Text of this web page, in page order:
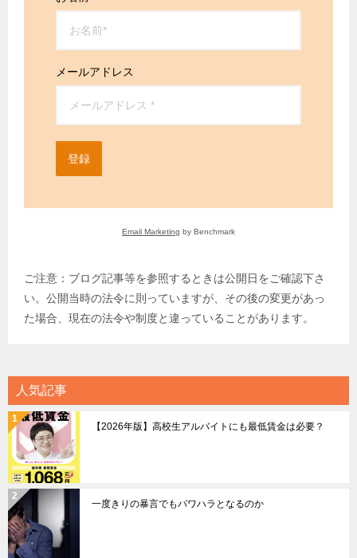
メールアドレス
登録
Email Marketing by Benchmark
ご注意：ブログ記事等を参照するときは公開日をご確認下さ
い。公開当時の法令に則っていますが、その後の変更があっ
た場合、現在の法令や制度と違っていることがあります。
人気記事
【2026年版】高校生アルバイトにも最低賃金は必要？
一度きりの暴言でもパワハラとなるのか